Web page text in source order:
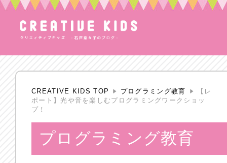
CREATIVE KIDS TOP プログラミング教育
【レ
ポート】光や音を楽しむプログラミングワークショッ
プ！
プログラミング教育